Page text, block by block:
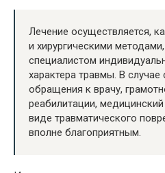
Лечение осуществляется,
и хирургическими
специалистом
характера травмы. В случае
обращения к врачу,
реабилитации,
виде травматического
вполне благоприятным.